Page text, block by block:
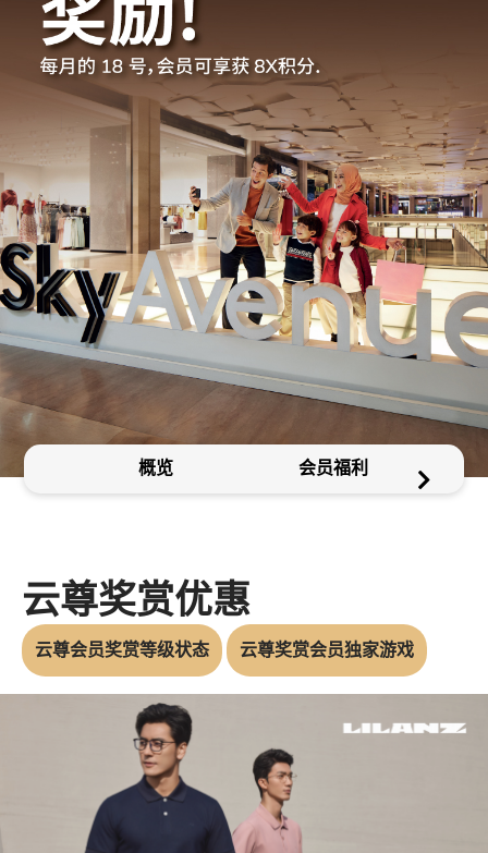
概览 会员福利
云尊奖赏优惠
云尊会员奖赏等级状态 云尊奖赏会员独家游戏